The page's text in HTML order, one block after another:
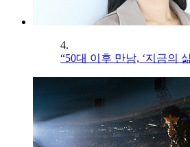
4.
“50대 이후 만남, ‘지금의